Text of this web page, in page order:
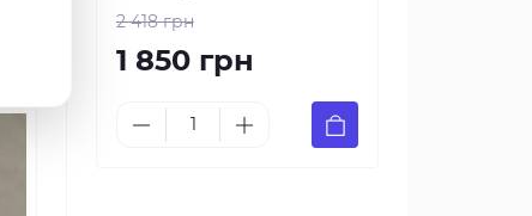
2 418 грн
1 850 грн